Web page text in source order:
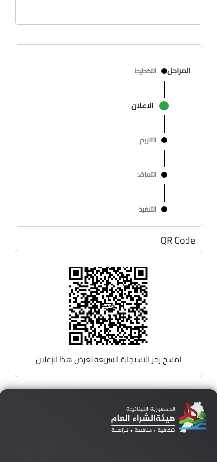
المراحل التخطيط
الاعلان
التلزيم
التعاقد
التنفيذ
QR Code
امسح رمز الاستجابة السريعة لعرض هذا الإعلان